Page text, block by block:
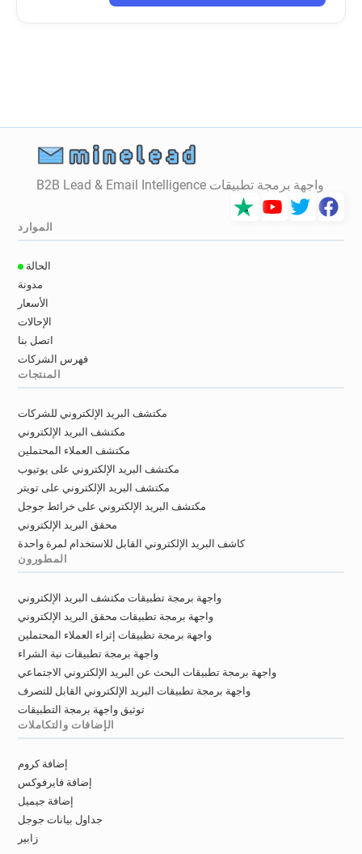
واجهة برمجة تطبيقات B2B Lead & Email Intelligence
الموارد
الحالة
مدونة
الأسعار
الإحالات
اتصل بنا
فهرس الشركات
المنتجات
مكتشف البريد الإلكتروني للشركات
مكتشف البريد الإلكتروني
مكتشف العملاء المحتملين
مكتشف البريد الإلكتروني على يوتيوب
مكتشف البريد الإلكتروني على تويتر
مكتشف البريد الإلكتروني على خرائط جوجل
محقق البريد الإلكتروني
كاشف البريد الإلكتروني القابل للاستخدام لمرة واحدة
المطورون
واجهة برمجة تطبيقات مكتشف البريد الإلكتروني
واجهة برمجة تطبيقات محقق البريد الإلكتروني
واجهة برمجة تطبيقات إثراء العملاء المحتملين
واجهة برمجة تطبيقات نية الشراء
واجهة برمجة تطبيقات البحث عن البريد الإلكتروني الاجتماعي
واجهة برمجة تطبيقات البريد الإلكتروني القابل للتصرف
توثيق واجهة برمجة التطبيقات
الإضافات والتكاملات
إضافة كروم
إضافة فايرفوكس
إضافة جيميل
جداول بيانات جوجل
زابير